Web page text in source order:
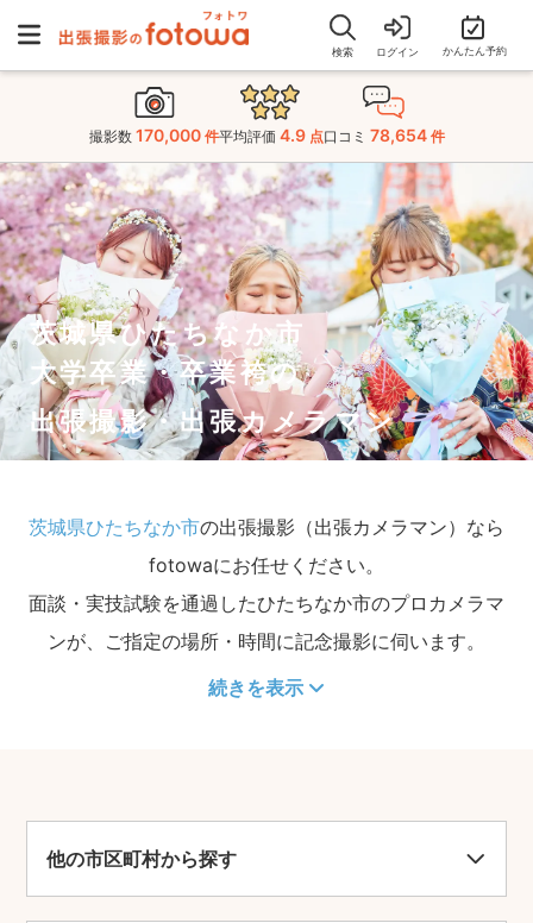
検索 ログイン かんたん予約
撮影数 170,000 件平均評価 4.9 点口コミ 78,654 件
茨城県ひたちなか市
大学卒業・卒業袴の
出張撮影・出張カメラマン
茨城県ひたちなか市の出張撮影（出張カメラマン）なら
fotowaにお任せください。
面談・実技試験を通過したひたちなか市のプロカメラマ
ンが、ご指定の場所・時間に記念撮影に伺います。
続きを表示
他の市区町村から探す